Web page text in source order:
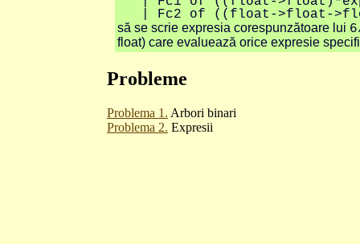
| Fc2 of ((float->float-
să se scrie expresia corespunzătoare lui
float) care evaluează orice expresie
Probleme
Problema 1. Arbori binari
Problema 2. Expresii